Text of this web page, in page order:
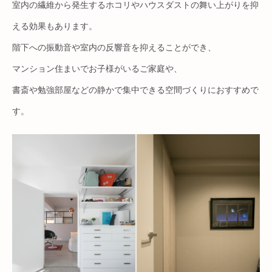
室内の繊維から発生するホコリやハウスダストの舞い上がりを抑
える効果もあります。
階下への振動音や室内の反響音を抑えることができ、
マンション住まいでお子様がいるご家庭や、
書斎や勉強部屋などの静かで集中できる空間づくりにおすすめで
す。